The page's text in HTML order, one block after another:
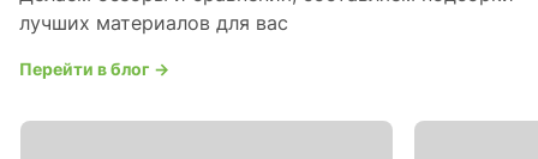
лучших материалов для вас
Перейти в блог →